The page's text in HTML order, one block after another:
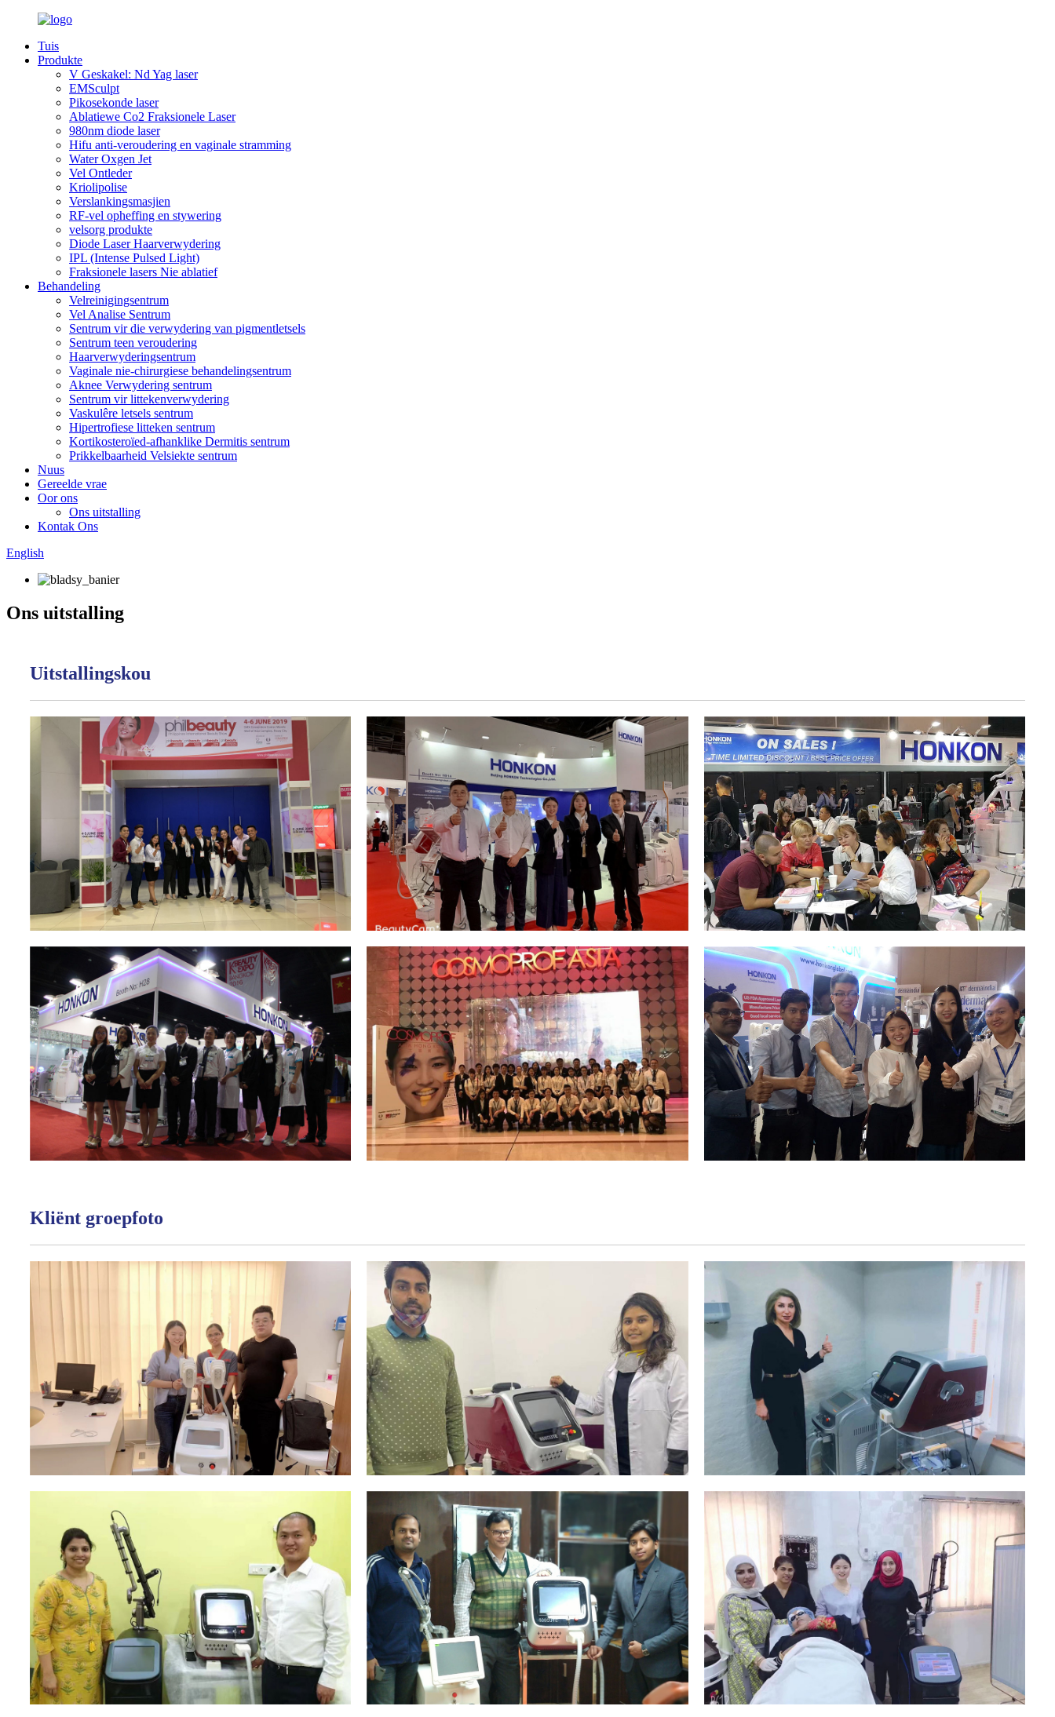
Tuis
Produkte
V Geskakel: Nd Yag laser
EMSculpt
Pikosekonde laser
Ablatiewe Co2 Fraksionele Laser
980nm diode laser
Hifu anti-veroudering en vaginale stramming
Water Oxgen Jet
Vel Ontleder
Kriolipolise
Verslankingsmasjien
RF-vel opheffing en stywering
velsorg produkte
Diode Laser Haarverwydering
IPL (Intense Pulsed Light)
Fraksionele lasers Nie ablatief
Behandeling
Velreinigingsentrum
Vel Analise Sentrum
Sentrum vir die verwydering van pigmentletsels
Sentrum teen veroudering
Haarverwyderingsentrum
Vaginale nie-chirurgiese behandelingsentrum
Aknee Verwydering sentrum
Sentrum vir littekenverwydering
Vaskulêre letsels sentrum
Hipertrofiese litteken sentrum
Kortikosteroïed-afhanklike Dermitis sentrum
Prikkelbaarheid Velsiekte sentrum
Nuus
Gereelde vrae
Oor ons
Ons uitstalling
Kontak Ons
English
Ons uitstalling
Uitstallingskou
Kliënt groepfoto